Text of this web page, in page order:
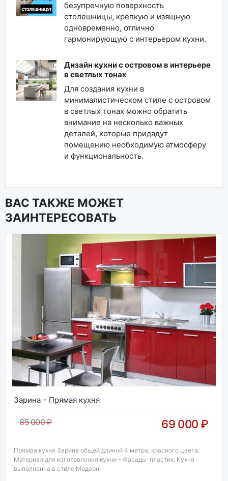
безупречную поверхность
столешницы, крепкую и изящную
одновременно, отлично
гармонирующую с интерьером кухни.
Дизайн кухни с островом в интерьере
в светлых тонах
Для создания кухни в
минималистическом стиле с островом
в светлых тонах можно обратить
внимание на несколько важных
деталей, которые придадут
помещению необходимую атмосферу
и функциональность.
ВАС ТАКЖЕ МОЖЕТ
ЗАИНТЕРЕСОВАТЬ
Зарина – Прямая кухня
85 000 ₽ 69 000 ₽
Прямая кухня Зарина общей длиной 4 метра, красного цвета.
Материал для изготовления кухни - Фасады-пластик. Кухня
выполненна в стиле Модерн.